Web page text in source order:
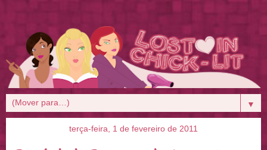
▼
terça-feira, 1 de fevereiro de 2011